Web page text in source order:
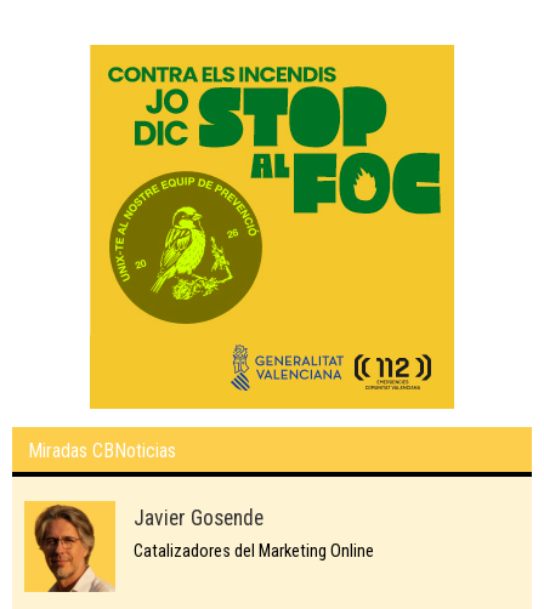
Miradas CBNoticias
Javier Gosende
Catalizadores del Marketing Online